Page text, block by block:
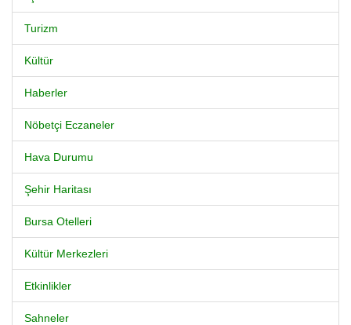
Turizm
Kültür
Haberler
Nöbetçi Eczaneler
Hava Durumu
Şehir Haritası
Bursa Otelleri
Kültür Merkezleri
Etkinlikler
Sahneler